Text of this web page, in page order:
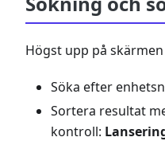
Högst upp på
Söka efter
Sortera resultat
kontroll: